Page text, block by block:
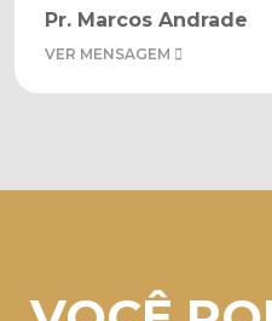
Pr. Marcos Andrade
VER MENSAGEM